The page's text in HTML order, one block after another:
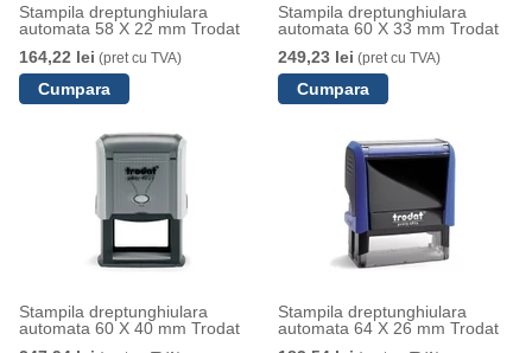
Stampila dreptunghiulara
automata 58 X 22 mm Trodat
164,22 lei (pret cu TVA)
Stampila dreptunghiulara
automata 60 X 33 mm Trodat
249,23 lei (pret cu TVA)
Stampila dreptunghiulara
automata 60 X 40 mm Trodat
Stampila dreptunghiulara
automata 64 X 26 mm Trodat